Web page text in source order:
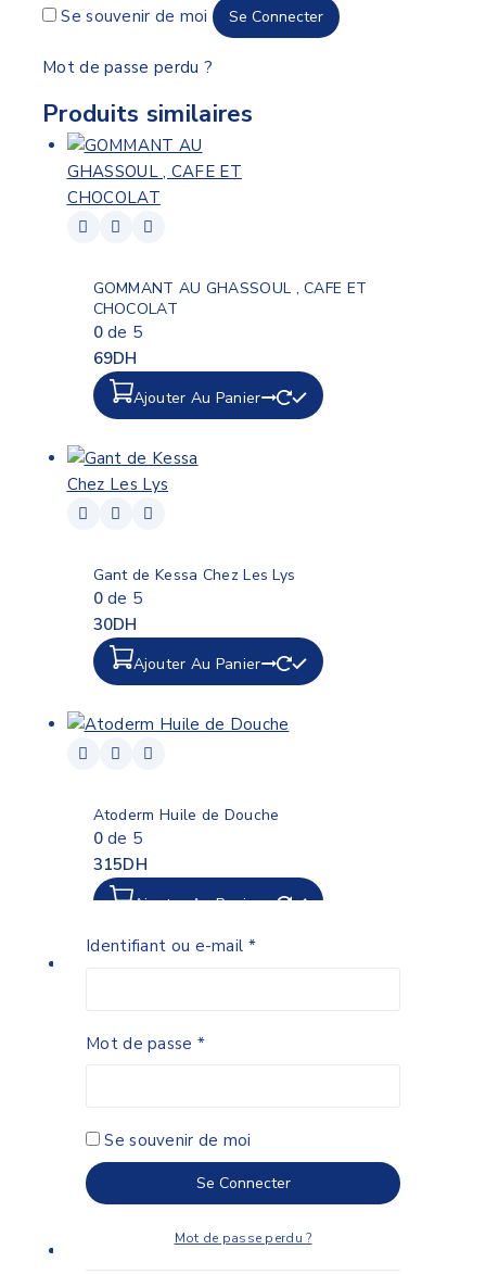
Se souvenir de moi Se Connecter
Mot de passe perdu ?
Produits similaires
GOMMANT AU GHASSOUL , CAFE ET
CHOCOLAT
0de 5
69DH
Ajouter Au Panier
Gant de Kessa Chez Les Lys
0de 5
30DH
Ajouter Au Panier
Atoderm Huile de Douche
0de 5
315DH
Ajouter Au Panier
175DH
Ajouter Au Panier
Identifiant ou e-mail *
Mot de passe *
Se souvenir de moi
Se Connecter
Mot de passe perdu ?